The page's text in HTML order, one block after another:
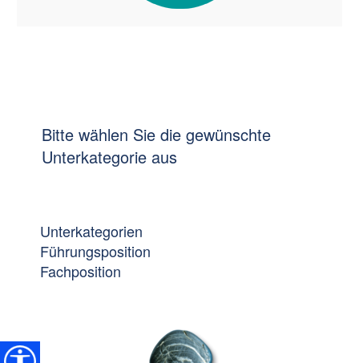
Bitte wählen Sie die gewünschte
Unterkategorie aus
Unterkategorien
Führungsposition
Fachposition